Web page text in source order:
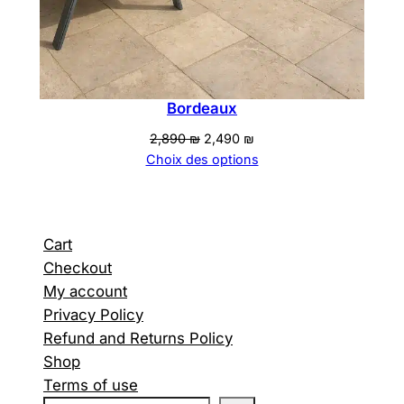
Bordeaux
2,890₪ Le
prix
2,490 ₪
prix
Choix des options
Cart
Checkout
My account
Privacy Policy
Refund and Returns Policy
Shop
Terms of use